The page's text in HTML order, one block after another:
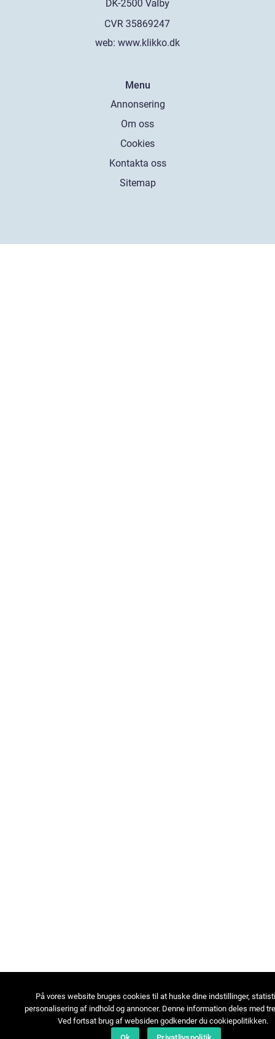
web: www.klikko.dk
Menu
Annonsering
Om oss
Cookies
Kontakta oss
Sitemap
På vores website bruges cookies til at huske dine indstillinger,
personalisering af indhold og annoncer. Denne information deles med
Ved fortsat brug af websiden godkender du cookiepolitikken.